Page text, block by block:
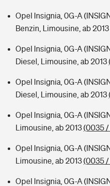
Opel Insignia, 0G-A
Benzin, Limousine, ab 2013
Opel Insignia, 0G-A
Diesel, Limousine, ab 2013
Opel Insignia, 0G-A
Diesel, Limousine, ab 2013
Opel Insignia, 0G-A
Limousine, ab 2013(0035 /
Opel Insignia, 0G-A
Limousine, ab 2013(0035 /
Opel Insignia, 0G-A